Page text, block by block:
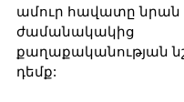
ամուր հավատը նրան
ժամանակակից
քաղաքականության
դեմք: